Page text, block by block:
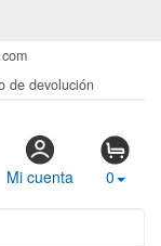
de devolución
Mi cuenta 0